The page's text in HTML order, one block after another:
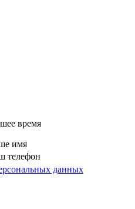
время
имя
телефон
данных